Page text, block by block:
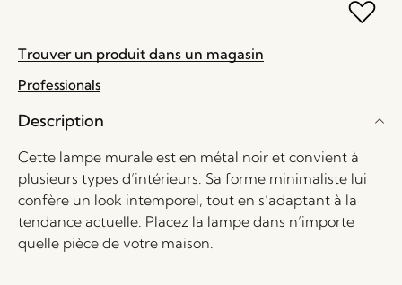
Trouver un produit dans un magasin
Professionals
Description
Cette lampe murale est en métal noir et convient à
plusieurs types d’intérieurs. Sa forme minimaliste lui
confère un look intemporel, tout en s’adaptant à la
tendance actuelle. Placez la lampe dans n’importe
quelle pièce de votre maison.